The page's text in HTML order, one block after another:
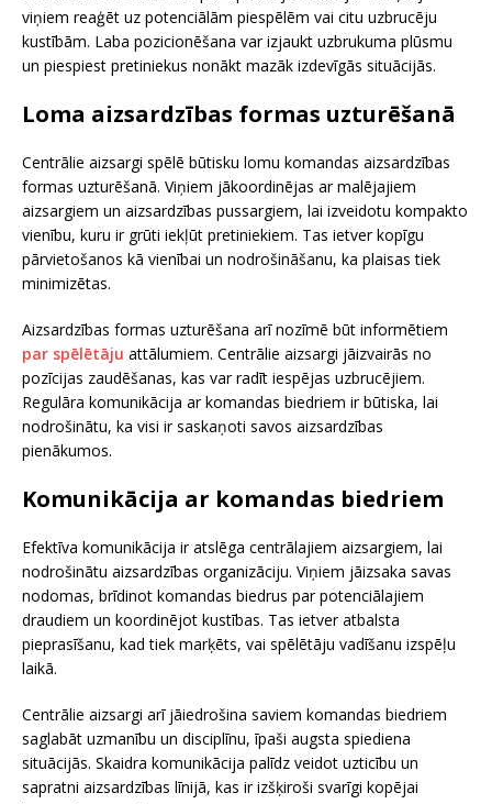
viņiem reaģēt uz potenciālām piespēlēm vai citu uzbrucēju
kustībām. Laba pozicionēšana var izjaukt uzbrukuma plūsmu
un piespiest pretiniekus nonākt mazāk izdevīgās situācijās.
Loma aizsardzības formas uzturēšanā
Centrālie aizsargi spēlē būtisku lomu komandas aizsardzības
formas uzturēšanā. Viņiem jākoordinējas ar malējajiem
aizsargiem un aizsardzības pussargiem, lai izveidotu kompakto
vienību, kuru ir grūti iekļūt pretiniekiem. Tas ietver kopīgu
pārvietošanos kā vienībai un nodrošināšanu, ka plaisas tiek
minimizētas.
Aizsardzības formas uzturēšana arī nozīmē būt informētiem
par spēlētāju attālumiem. Centrālie aizsargi jāizvairās no
pozīcijas zaudēšanas, kas var radīt iespējas uzbrucējiem.
Regulāra komunikācija ar komandas biedriem ir būtiska, lai
nodrošinātu, ka visi ir saskaņoti savos aizsardzības
pienākumos.
Komunikācija ar komandas biedriem
Efektīva komunikācija ir atslēga centrālajiem aizsargiem, lai
nodrošinātu aizsardzības organizāciju. Viņiem jāizsaka savas
nodomas, brīdinot komandas biedrus par potenciālajiem
draudiem un koordinējot kustības. Tas ietver atbalsta
pieprasīšanu, kad tiek marķēts, vai spēlētāju vadīšanu izspēļu
laikā.
Centrālie aizsargi arī jāiedrošina saviem komandas biedriem
saglabāt uzmanību un disciplīnu, īpaši augsta spiediena
situācijās. Skaidra komunikācija palīdz veidot uzticību un
sapratni aizsardzības līnijā, kas ir izšķiroši svarīgi kopējai